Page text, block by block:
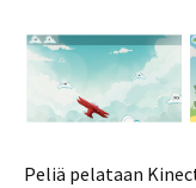
Peliä pelataan